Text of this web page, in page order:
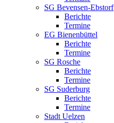
SG Bevensen-Ebstorf
Berichte
Termine
EG Bienenbüttel
Berichte
Termine
SG Rosche
Berichte
Termine
SG Suderburg
Berichte
Termine
Stadt Uelzen